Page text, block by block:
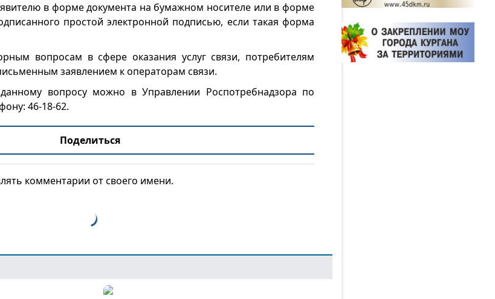
в форме документа на бумажном носителе или в форме
простой электронной подписью, если такая форма
вопросам в сфере оказания услуг связи, потребителям
заявлением к операторам связи.
вопросу можно в Управлении Роспотребнадзора по
46-18-62.
Поделиться
комментарии от своего имени.